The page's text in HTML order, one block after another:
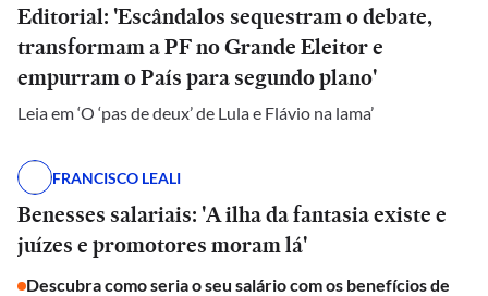
Editorial: 'Escândalos sequestram o debate,
transformam a PF no Grande Eleitor e
empurram o País para segundo plano'
Leia em ‘O ‘pas de deux’ de Lula e Flávio na lama’
FRANCISCO LEALI
Benesses salariais: 'A ilha da fantasia existe e
juízes e promotores moram lá'
Descubra como seria o seu salário com os benefícios de